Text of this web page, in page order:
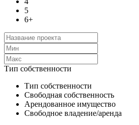
5
6+
Тип собственности
Тип собственности
Свободная собственность
Арендованное имущество
Свободное владение/аренда